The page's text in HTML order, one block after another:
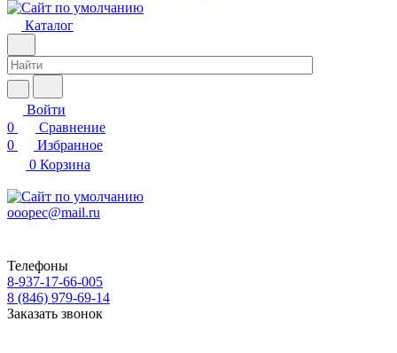
Каталог
Войти
0
Сравнение
0
Избранное
0 Корзина
ooopec@mail.ru
Телефоны
8-937-17-66-005
8 (846) 979-69-14
Заказать звонок